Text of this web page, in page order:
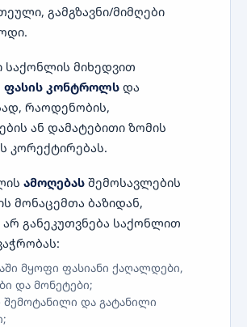
გამგზავნი/მიმღები
საქონლის მიხედვით
კონტროლს და
რაოდენობის,
ან დამატებითი ზომის
კორექტირებას.
ამოღებას შემოსავლების
მონაცემთა ბაზიდან,
განეკუთვნება საქონლით
მყოფი ფასიანი ქაღალდები,
და მონეტები;
და გატანილი